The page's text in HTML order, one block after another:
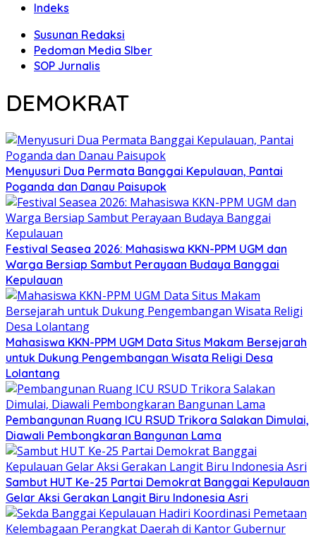
Indeks
Susunan Redaksi
Pedoman Media SIber
SOP Jurnalis
DEMOKRAT
Menyusuri Dua Permata Banggai Kepulauan, Pantai
Poganda dan Danau Paisupok
Festival Seasea 2026: Mahasiswa KKN-PPM UGM dan
Warga Bersiap Sambut Perayaan Budaya Banggai
Kepulauan
Mahasiswa KKN-PPM UGM Data Situs Makam Bersejarah
untuk Dukung Pengembangan Wisata Religi Desa
Lolantang
Pembangunan Ruang ICU RSUD Trikora Salakan Dimulai,
Diawali Pembongkaran Bangunan Lama
Sambut HUT Ke-25 Partai Demokrat Banggai Kepulauan
Gelar Aksi Gerakan Langit Biru Indonesia Asri